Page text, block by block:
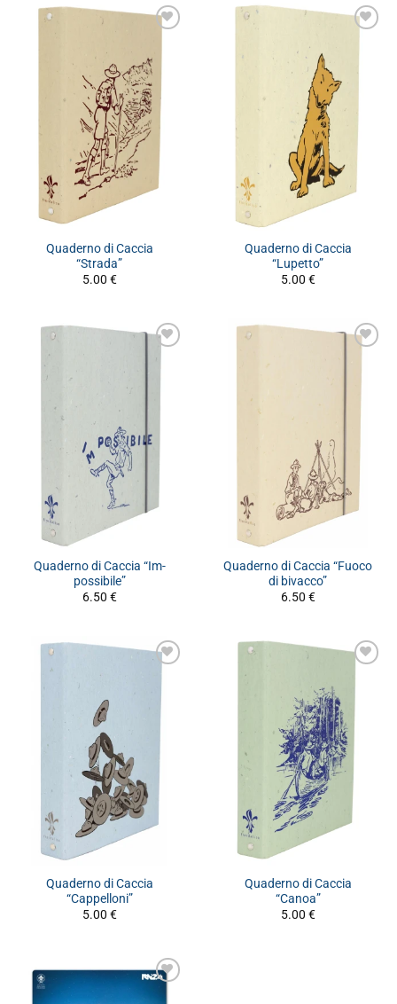
Quaderno di Caccia
“Strada”
5.00 €
Quaderno di Caccia
“Lupetto”
5.00 €
Quaderno di Caccia “Im-
possibile”
6.50 €
Quaderno di Caccia “Fuoco
di bivacco”
6.50 €
Quaderno di Caccia
“Cappelloni”
5.00 €
Quaderno di Caccia
“Canoa”
5.00 €